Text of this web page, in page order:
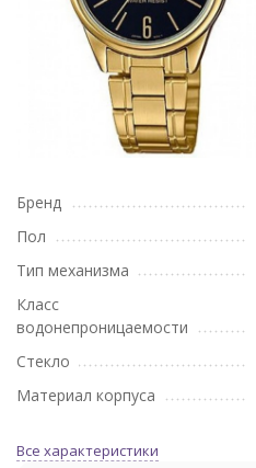
Бренд
Пол
Тип механизма
Класс
водонепроницаемости
Стекло
Материал корпуса
Все характеристики